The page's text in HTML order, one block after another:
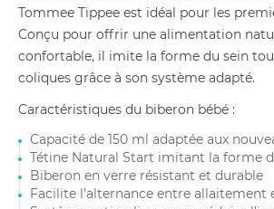
Tommee Tippee est idéal pour les
Conçu pour offrir une alimentation
confortable, il imite la forme du sein
coliques grâce à son système adapté.
Caractéristiques du biberon bébé :
Capacité de 150 ml adaptée aux
Tétine Natural Start imitant la forme
Biberon en verre résistant et durable
Facilite l’alternance entre allaitement